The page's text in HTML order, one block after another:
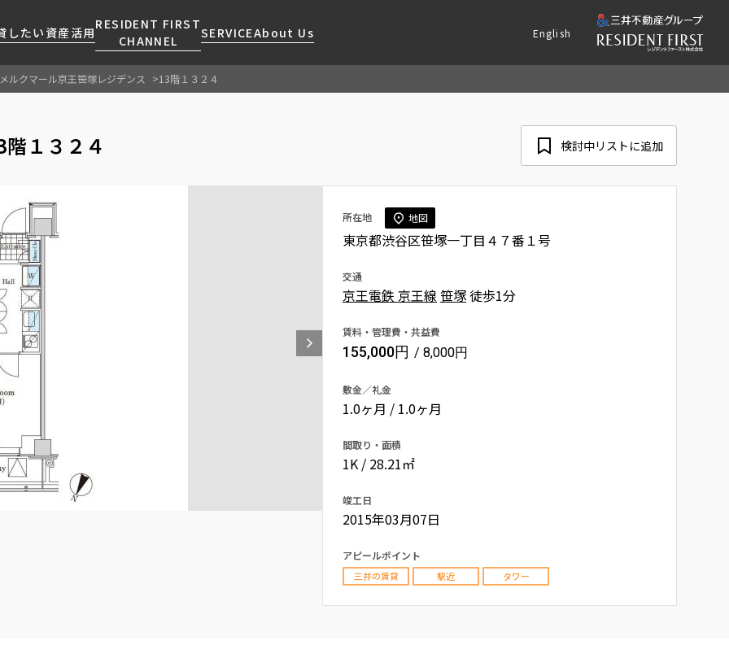
したい 資産活用
RESIDENT FIRST
CHANNEL
SERVICEAbout Us
会社情報
採用情報
ニュースリリース
お問い合わせ
人気エリアから探す
駅・沿線から探す
地図から探す
キーワードから探す
新着情報から探す
ニュースから探す
当社限定(港区・渋谷区以外)
お問い合わせ
お問い合わせ
マンションレポート
住まいのコラム
RESIDENT FIRST
MEMBERS登録
会員ページ
お部屋探しからご契約まで
よくあるご質問
社宅紹介
【仲介会社様向け】当社仲介
English
メルクマール京王笹塚レジデンス 13階１３２４
１３２４ 検討中リストに追加
所在地 地図
東京都渋谷区笹塚一丁目４７番１号
交通
京王電鉄 京王線 笹塚徒歩1分
賃料・管理費・共益費
155,000円 / 8,000円
敷金／礼金
1.0ヶ月 / 1.0ヶ月
間取り・面積
1K / 28.21㎡
竣工日
2015年03月07日
アピールポイント
三井の賃貸 駅近 タワー